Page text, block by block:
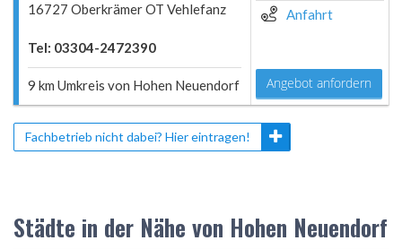
16727 Oberkrämer OT Vehlefanz
Tel: 03304-2472390
9 km Umkreis von Hohen Neuendorf
Anfahrt
Angebot anfordern
Fachbetrieb nicht dabei? Hier eintragen!
Städte in der Nähe von Hohen Neuendorf